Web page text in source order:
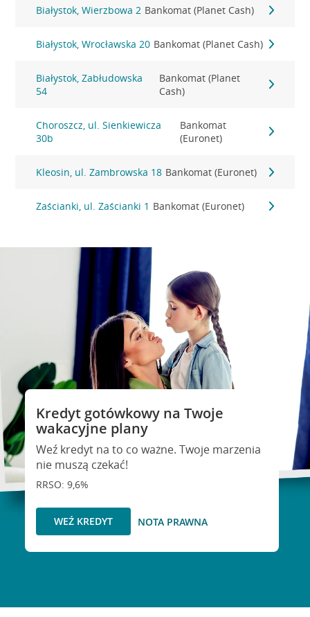
Białystok, Wierzbowa 2 Bankomat (Planet Cash)
Białystok, Wrocławska 20 Bankomat (Planet Cash)
Białystok, Zabłudowska
54
Bankomat (Planet
Cash)
Choroszcz, ul. Sienkiewicza
30b
Bankomat
(Euronet)
Kleosin, ul. Zambrowska 18 Bankomat (Euronet)
Zaścianki, ul. Zaścianki 1 Bankomat (Euronet)
Kredyt gotówkowy na Twoje
wakacyjne plany
Weź kredyt na to co ważne. Twoje marzenia
nie muszą czekać!
RRSO: 9,6%
WEŹ KREDYT NOTA PRAWNA